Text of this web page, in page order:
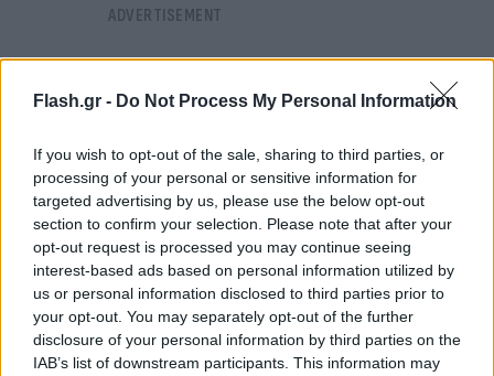
Flash.gr - Do Not Process My Personal Information
If you wish to opt-out of the sale, sharing to third parties, or
processing of your personal or sensitive information for
targeted advertising by us, please use the below opt-out
section to confirm your selection. Please note that after your
opt-out request is processed you may continue seeing
interest-based ads based on personal information utilized by
us or personal information disclosed to third parties prior to
your opt-out. You may separately opt-out of the further
disclosure of your personal information by third parties on the
IAB’s list of downstream participants. This information may